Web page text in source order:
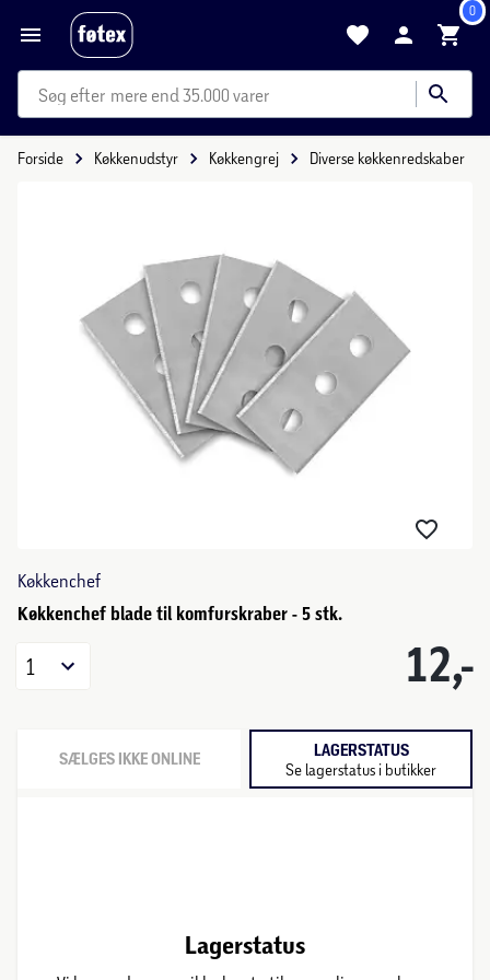
0
mere end 35.000 varer
Forside Køkkenudstyr Køkkengrej Diverse køkkenredskaber
Køkkenchef
Køkkenchef blade til komfurskraber - 5 stk.
12,-
1
SÆLGES IKKE ONLINE LAGERSTATUS
Se lagerstatus i butikker
Lagerstatus